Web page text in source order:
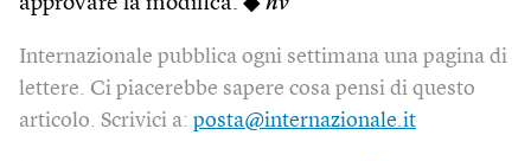
Internazionale pubblica ogni settimana una pagina di
lettere. Ci piacerebbe sapere cosa pensi di questo
articolo. Scrivici a: posta@internazionale.it